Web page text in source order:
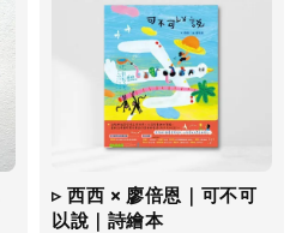
▹ 西西 × 廖倍恩｜可不可
以說｜詩繪本